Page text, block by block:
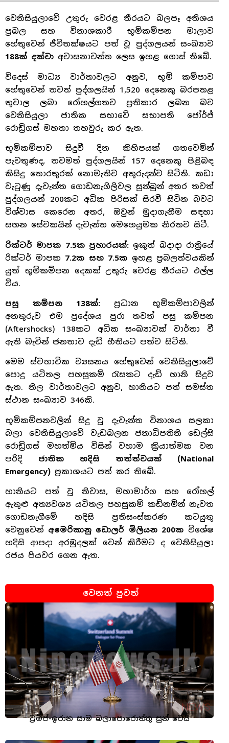
වෙනිසියුලාවේ උතුරු වෙරළ තීරයට බලපෑ අතිශය
ප්‍රබල සහ විනාශකාරී භූමිකම්පන මාලාව
හේතුවෙන් ජීවිතක්ෂයට පත් වූ පුද්ගලයන් සංඛ්‍යාව
188ක් දක්වා අවාසනාවන්ත ලෙස ඉහළ ගොස් තිබේ.
විදෙස් මාධ්‍ය වාර්තාවලට අනුව, භූමි කම්පාව
හේතුවෙන් තවත් පුද්ගලයින් 1,520 දෙනෙකු බරපතළ
තුවාල ලබා රෝහල්ගතව ප්‍රතිකාර ලබන බව
වෙනිසියුලා ජාතික සභාවේ සභාපති ජෝර්ජ්
රොඩ්‍රිගස් මහතා තහවුරු කර ඇත.
භූමිකම්පාව සිදුවී දින කිහිපයක් ගතවෙමින්
පැවතුණද, තවමත් පුද්ගලයින් 157 දෙනෙකු පිළිබඳ
කිසිදු තොරතුරක් නොමැතිව අතුරුදන්ව සිටිති. කඩා
වැටුණු දැවැන්ත ගොඩනැගිලිවල සුන්බුන් අතර තවත්
පුද්ගලයන් 200කට අධික පිරිසක් සිරවී සිටින බවට
විශ්වාස කෙරෙන අතර, ඔවුන් මුදාගැනීම සඳහා
සහන සේවකයින් දැවැන්ත මෙහෙයුමක නිරතව සිටී.
රික්ටර් මාපක 7.5ක ප්‍රහාරයක්: ඉකුත් බදාදා රාත්‍රියේ
රික්ටර් මාපක 7.2ක සහ 7.5ක ඉහළ ප්‍රබලත්වයකින්
යුත් භූමිකම්පන දෙකක් උතුරු වෙරළ තීරයට එල්ල
විය.
පසු කම්පන 138ක්: ප්‍රධාන භූමිකම්පාවලින්
අනතුරුව එම ප්‍රදේශය පුරා තවත් පසු කම්පන
(Aftershocks) 138කට අධික සංඛ්‍යාවක් වාර්තා වී
ඇති බැවින් ජනතාව දැඩි භීතියට පත්ව සිටිති.
මෙම ස්වභාවික ව්‍යසනය හේතුවෙන් වෙනිසියුලාවේ
පොදු යටිතල පහසුකම් රැසකට දැඩි හානි සිදුව
ඇත. නිල වාර්තාවලට අනුව, හානියට පත් සමස්ත
ස්ථාන සංඛ්‍යාව 346කි.
භූමිකම්පනවලින් සිදු වූ දැවැන්ත විනාශය සලකා
බලා වෙනිසියුලාවේ වැඩබලන ජනාධිපතිනි ඩෙල්සි
රොඩ්‍රිගස් මහත්මිය විසින් වහාම ක්‍රියාත්මක වන
පරිදි ජාතික හදිසි තත්ත්වයක් (National
Emergency) ප්‍රකාශයට පත් කර තිබේ.
හානියට පත් වූ නිවාස, මහාමාර්ග සහ රෝහල්
ඇතුළු අත්‍යවශ්‍ය යටිතල පහසුකම් කඩිනමින් නැවත
ගොඩනැගීමේ හදිසි ප්‍රතිසංස්කරණ කටයුතු
වෙනුවෙන් අමෙරිකානු ඩොලර් මිලියන 200ක විශේෂ
හදිසි ආපදා අරමුදලක් වෙන් කිරීමට ද වෙනිසියුලා
රජය පියවර ගෙන ඇත.
වෙනත් පුවත්
ට්‍රම්ප්-ඉරාන සාම බලාපොරොත්තු සුන් වෙයි